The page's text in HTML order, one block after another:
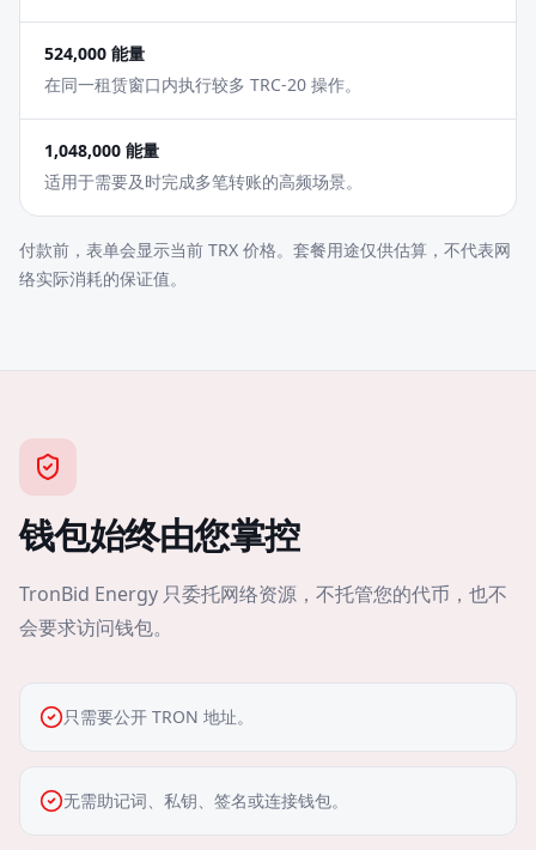
524,000 能量
在同一租赁窗口内执行较多 TRC-20 操作。
1,048,000 能量
适用于需要及时完成多笔转账的高频场景。
付款前，表单会显示当前 TRX 价格。套餐用途仅供估算，不代表网
络实际消耗的保证值。
钱包始终由您掌控
TronBid Energy 只委托网络资源，不托管您的代币，也不
会要求访问钱包。
只需要公开 TRON 地址。
无需助记词、私钥、签名或连接钱包。